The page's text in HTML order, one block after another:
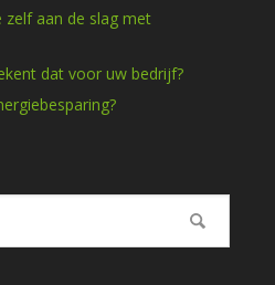
zelf aan de slag met
dat voor uw bedrijf?